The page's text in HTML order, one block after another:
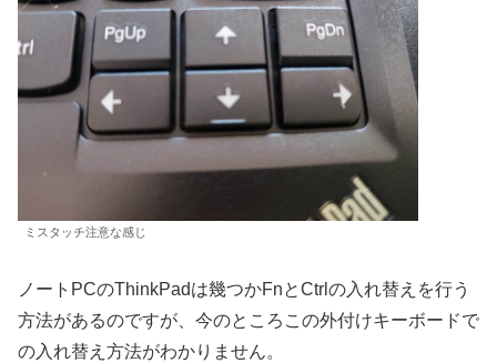
ミスタッチ注意な感じ
ノートPCのThinkPadは幾つかFnとCtrlの入れ替えを行う
方法があるのですが、今のところこの外付けキーボードで
の入れ替え方法がわかりません。